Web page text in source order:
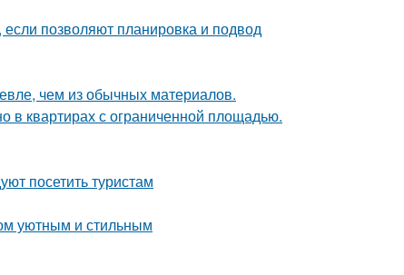
позволяют планировка и подвод
чем из обычных материалов.
в квартирах с ограниченной площадью.
посетить туристам
уютным и стильным